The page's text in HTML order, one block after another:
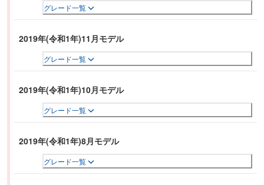
グレード一覧
2019年(令和1年)11月モデル
グレード一覧
2019年(令和1年)10月モデル
グレード一覧
2019年(令和1年)8月モデル
グレード一覧